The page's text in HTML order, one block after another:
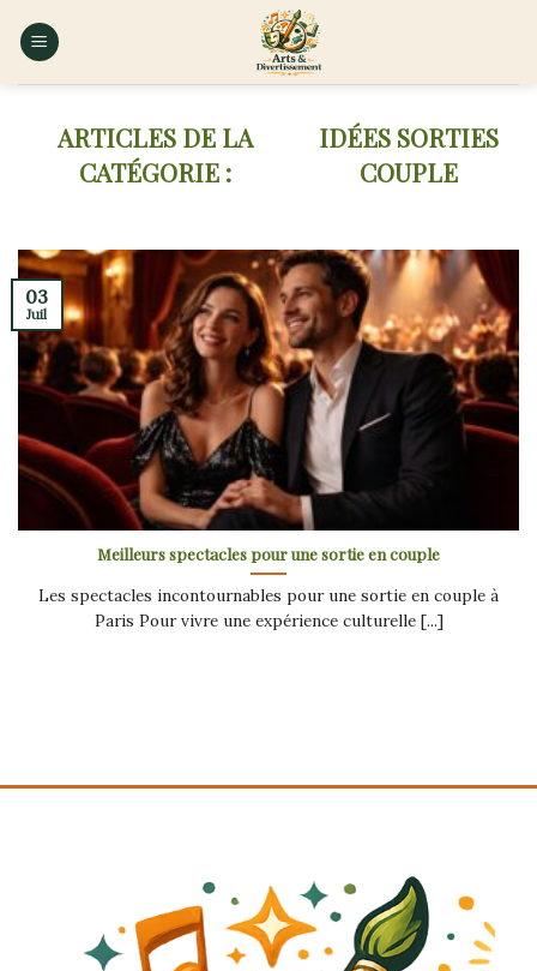
IDÉES SORTIES
COUPLE
Meilleurs spectacles pour une sortie en couple
Les spectacles incontournables pour une sortie en couple à
Paris Pour vivre une expérience culturelle [...]
03
Juil